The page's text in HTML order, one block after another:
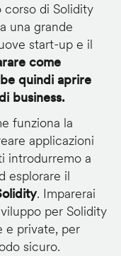
di Solidity
una grande
start-up e il
come
quindi aprire
business.
funziona la
applicazioni
introdurremo a
esplorare il
. Imparerai
per Solidity
e private, per
sicuro.